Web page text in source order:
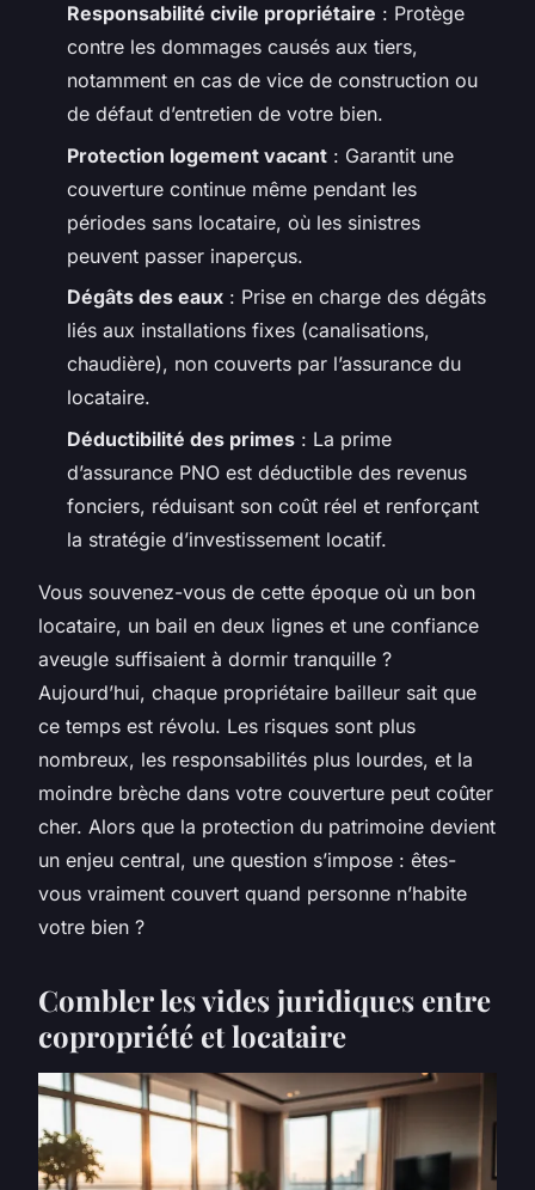
Responsabilité civile propriétaire : Protège
contre les dommages causés aux tiers,
notamment en cas de vice de construction ou
de défaut d’entretien de votre bien.
Protection logement vacant : Garantit une
couverture continue même pendant les
périodes sans locataire, où les sinistres
peuvent passer inaperçus.
Dégâts des eaux : Prise en charge des dégâts
liés aux installations fixes (canalisations,
chaudière), non couverts par l’assurance du
locataire.
Déductibilité des primes : La prime
d’assurance PNO est déductible des revenus
fonciers, réduisant son coût réel et renforçant
la stratégie d’investissement locatif.
Vous souvenez-vous de cette époque où un bon
locataire, un bail en deux lignes et une confiance
aveugle suffisaient à dormir tranquille ?
Aujourd’hui, chaque propriétaire bailleur sait que
ce temps est révolu. Les risques sont plus
nombreux, les responsabilités plus lourdes, et la
moindre brèche dans votre couverture peut coûter
cher. Alors que la protection du patrimoine devient
un enjeu central, une question s’impose : êtes-
vous vraiment couvert quand personne n’habite
votre bien ?
Combler les vides juridiques entre
copropriété et locataire